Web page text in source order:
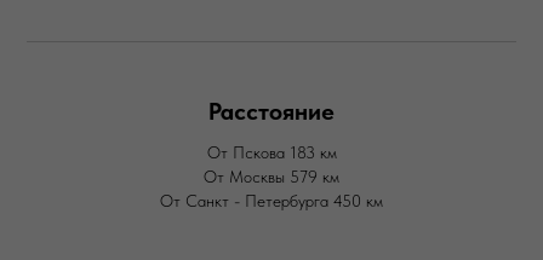
Расстояние
От Пскова 183 км
От Москвы 579 км
От Санкт - Петербурга 450 км